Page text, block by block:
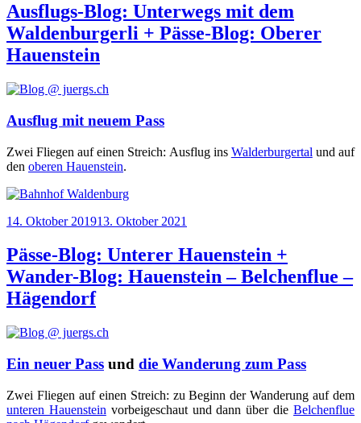
Ausflugs-Blog: Unterwegs mit dem
Waldenburgerli + Pässe-Blog: Oberer
Hauenstein
Ausflug mit neuem Pass
Zwei Flie­gen auf einen Streich: Aus­flug ins Wal­der­bur­ger­tal und auf
den obe­ren Hau­en­stein.
Veröffentlicht
14. Oktober 201913. Oktober 2021
Pässe-Blog: Unterer Hauenstein +
Wander-Blog: Hauenstein – Belchenflue –
Hägendorf
Ein neuer Pass und die Wanderung zum Pass
Zwei Flie­gen auf einen Streich: zu Beginn der Wan­de­rung auf dem
unte­ren Hau­en­stein vor­bei­ge­schaut und dann über dieBel­chen­flue